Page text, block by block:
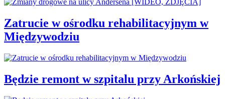
Zatrucie w ośrodku rehabilitacyjnym w
Międzywodziu
Będzie remont w szpitalu przy Arkońskiej